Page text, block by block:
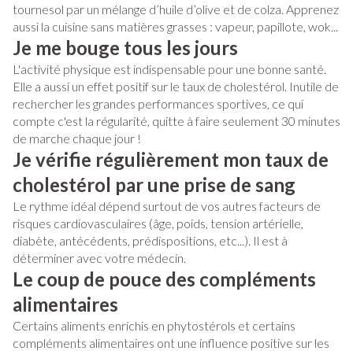
tournesol par un mélange d’huile d’olive et de colza. Apprenez
aussi la cuisine sans matières grasses : vapeur, papillote, wok...
Je me bouge tous les jours
L'activité physique est indispensable pour une bonne santé.
Elle a aussi un effet positif sur le taux de cholestérol. Inutile de
rechercher les grandes performances sportives, ce qui
compte c'est la régularité, quitte à faire seulement 30 minutes
de marche chaque jour !
Je vérifie régulièrement mon taux de
cholestérol par une prise de sang
Le rythme idéal dépend surtout de vos autres facteurs de
risques cardiovasculaires (âge, poids, tension artérielle,
diabète, antécédents, prédispositions, etc...). Il est à
déterminer avec votre médecin.
Le coup de pouce des compléments
alimentaires
Certains aliments enrichis en phytostérols et certains
compléments alimentaires ont une influence positive sur les